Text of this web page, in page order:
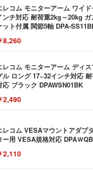
レコム モニターアーム ワイ
ンチ対応 耐荷重2kg～20kg
ット付属 関節5軸 DPA-
8,260
レコム モニターアーム ディ
ル ロング 17~32インチ対応
応 ブラック DPAWSN01BK
2,490
レコム VESAマウントアダプ
ー用 VESA規格対応 DPAＷ
2,110